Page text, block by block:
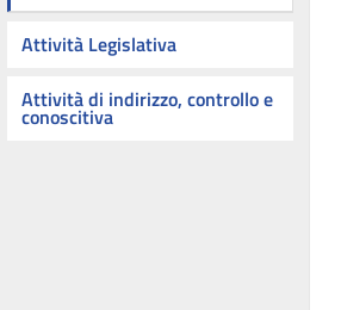
Attività Legislativa
Attività di indirizzo, controllo e
conoscitiva